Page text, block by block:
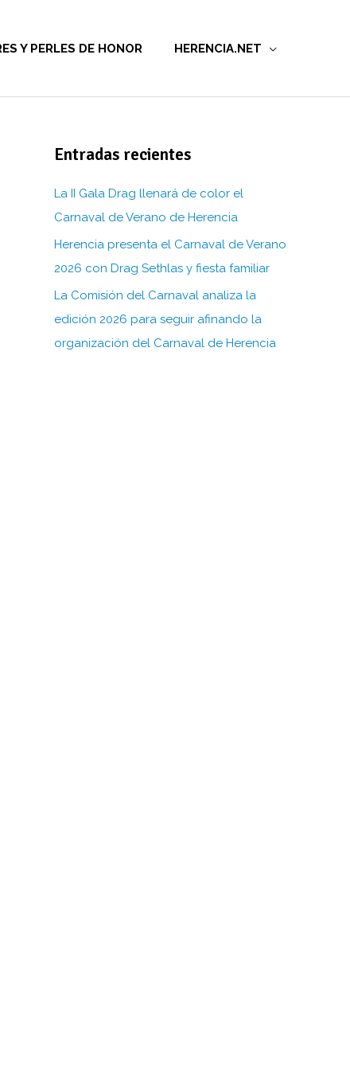
Y PERLES DE HONOR HERENCIA.NET
Entradas recientes
La II Gala Drag llenará de color el
Carnaval de Verano de Herencia
Herencia presenta el Carnaval de Verano
2026 con Drag Sethlas y fiesta familiar
La Comisión del Carnaval analiza la
edición 2026 para seguir afinando la
organización del Carnaval de Herencia